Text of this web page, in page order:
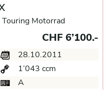
Touring Motorrad
CHF 6’100.-
28.10.2011
1’043 ccm
A